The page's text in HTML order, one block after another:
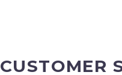
CUSTOMER